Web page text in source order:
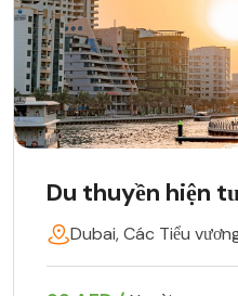
Du thuyền hiện
Dubai, Các Tiểu